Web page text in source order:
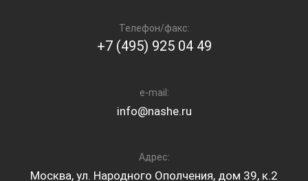
Телефон/факс:
+7 (495) 925 04 49
e-mail:
info@nashe.ru
Адрес:
Москва, ул. Народного Ополчения, дом 39, к.2